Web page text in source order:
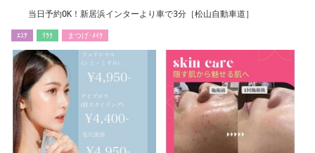
当日予約OK！新居浜インターより車で3分［松山自動車道］
ｴｽﾃ ﾘﾗｸ まつげ･ﾒｲｸ